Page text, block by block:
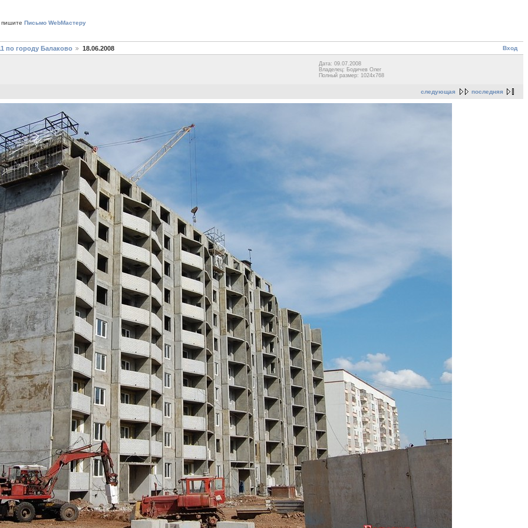
Письмо WebМастеру
Вход
по городу Балаково 18.06.2008
Дата: 09.07.2008
Владелец: Бодичев Олег
Полный размер: 1024x768
следующая последняя